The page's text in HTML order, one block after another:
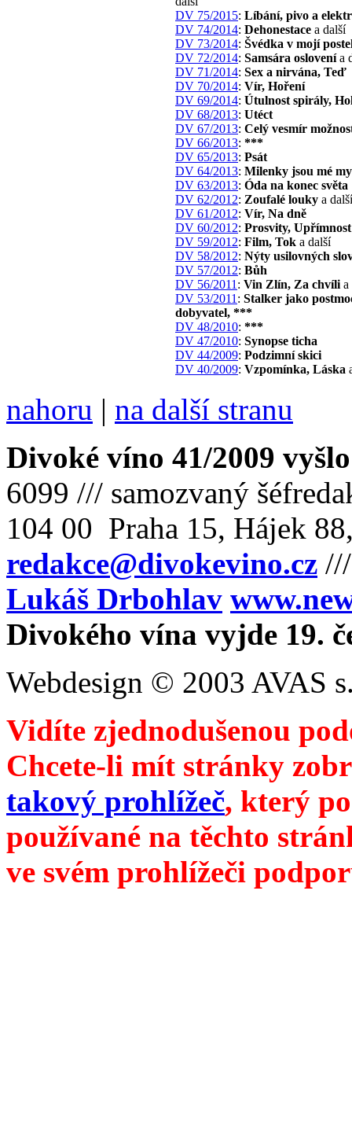
DV 75/2015: Líbání, pivo a
DV 74/2014: Dehonestace a další
DV 73/2014: Švédka v mojí
DV 72/2014: Samsára oslovenía
DV 71/2014: Sex a nirvána, Teď
DV 70/2014: Vír, Hoření
DV 69/2014: Útulnost spirály,
DV 68/2013: Utéct
DV 67/2013: Celý vesmír
DV 66/2013: ***
DV 65/2013: Psát
DV 64/2013: Milenky jsou mé
DV 63/2013: Óda na konec světa
DV 62/2012: Zoufalé louky a další
DV 61/2012: Vír, Na dně
DV 60/2012: Prosvity, Upřímnost
DV 59/2012: Film, Tok a další
DV 58/2012: Nýty usilovných
DV 57/2012: Bůh
DV 56/2011 : Vin Zlín, Za chvíli a
DV 53/2011 : Stalker jako
dobyvatel, ***
DV 48/2010: ***
DV 47/2010: Synopse ticha
DV 44/2009: Podzimní skici
DV 40/2009: Vzpomínka, Láska
nahoru | na další stranu
Divoké víno 41/2009
6099 /// samozvaný
104 00 Praha 15, Hájek
redakce@divokevino.cz
Lukáš Drbohlav
Divokého vína vyjde 19.
Webdesign © 2003 AVAS
Vidíte zjednodušenou
Chcete-li mít stránky
takový prohlížeč, který
používané na těchto
ve svém prohlížeči